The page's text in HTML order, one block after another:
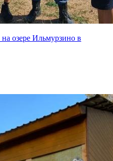
озере Ильмурзино в